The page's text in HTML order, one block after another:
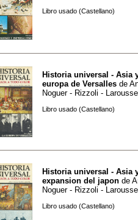
Libro usado (Castellano)
Historia universal - Asia
europa de Versalles de
Noguer - Rizzoli - Larousse
Libro usado (Castellano)
Historia universal - Asia
expansion del japon de
Noguer - Rizzoli - Larousse
Libro usado (Castellano)